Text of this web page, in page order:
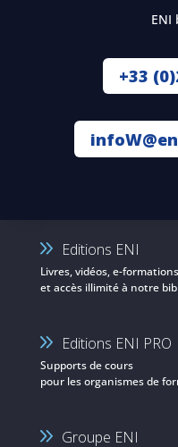
ENI
+33
Editions ENI
Livres, vidéos, e-formations
et accès illimité à notre
Editions ENI PRO
Supports de cours
pour les organismes de
Groupe ENI